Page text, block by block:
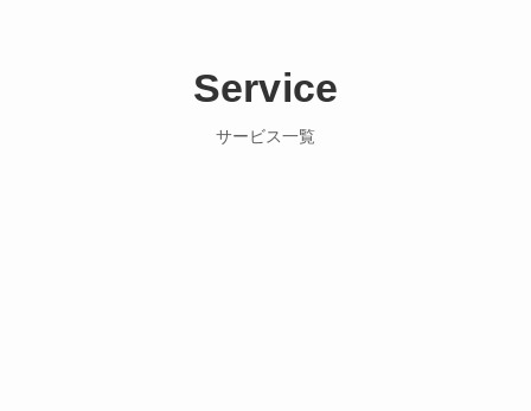
Service
サービス一覧